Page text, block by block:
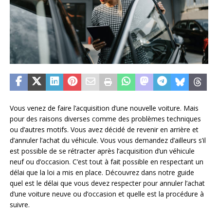
Vous venez de faire l’acquisition d’une nouvelle voiture. Mais
pour des raisons diverses comme des problèmes techniques
ou d’autres motifs. Vous avez décidé de revenir en arrière et
d’annuler l’achat du véhicule. Vous vous demandez d’ailleurs s’il
est possible de se rétracter après l’acquisition d’un véhicule
neuf ou d’occasion. C’est tout à fait possible en respectant un
délai que la loi a mis en place. Découvrez dans notre guide
quel est le délai que vous devez respecter pour annuler l’achat
d’une voiture neuve ou d’occasion et quelle est la procédure à
suivre.